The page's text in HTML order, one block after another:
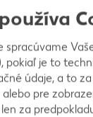
spracúvame
pokiaľ je to
údaje, a to
pre
za